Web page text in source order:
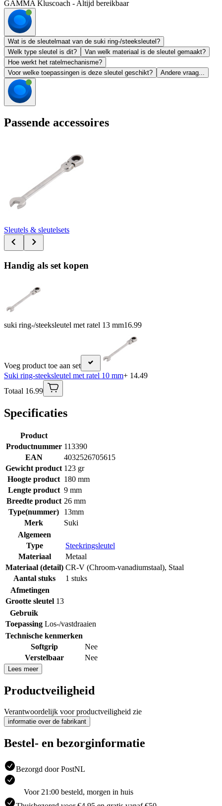
GAMMA Kluscoach - Altijd bereikbaar
Wat is de sleutelmaat van de suki ring-/steeksleutel?
Welk type sleutel is dit?
Van welk materiaal is de sleutel gemaakt?
Hoe werkt het ratelmechanisme?
Voor welke toepassingen is deze sleutel geschikt?
Andere vraag...
Passende accessoires
Sleutels & sleutelsets
Handig als set kopen
suki ring-/steeksleutel met ratel 13 mm16.99
Voeg product toe aan set
Suki ring-steeksleutel met ratel 10 mm+ 14.49
Totaal 16.99
Specificaties
Product
Productnummer 113390
EAN
4032526705615
Gewicht product 123 gr
Hoogte product 180 mm
Lengte product 9 mm
Breedte product 26 mm
Type(nummer)
13mm
Merk
Suki
Algemeen
Type
Steekringsleutel
Materiaal
Metaal
Materiaal (detail) CR-V (Chroom-vanadiumstaal), Staal
Aantal stuks
1 stuks
Afmetingen
Grootte sleutel 13
Gebruik
Toepassing Los-/vastdraaien
Technische kenmerken
Softgrip
Nee
Verstelbaar
Nee
Lees meer
Productveiligheid
Verantwoordelijk voor productveiligheid zie
informatie over de fabrikant
Bestel- en bezorginformatie
Bezorgd door PostNL
Voor 21:00 besteld, morgen in huis